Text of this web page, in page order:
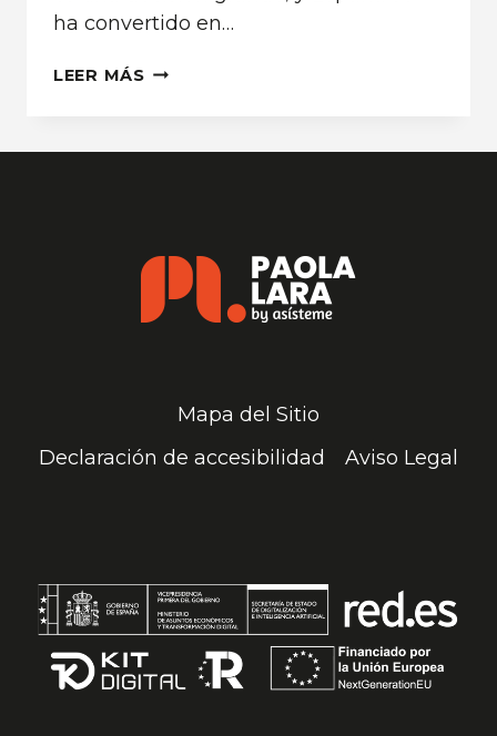
ha convertido en…
LEER MÁS ¿POR
QUE
TU
HIJO
Mapa del Sitio
Declaración de accesibilidad
Aviso Legal